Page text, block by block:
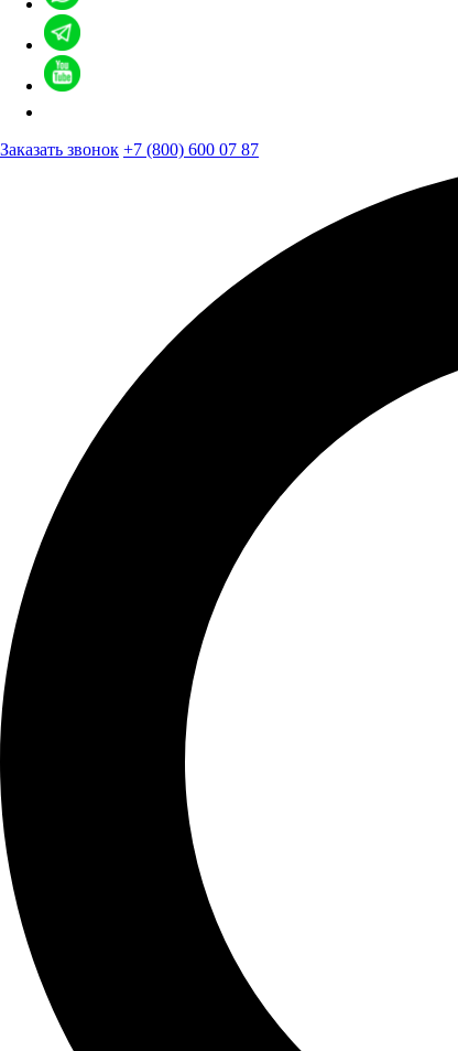
Заказать звонок +7 (800) 600 07 87